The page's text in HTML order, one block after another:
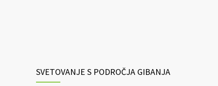
SVETOVANJE S PODROČJA GIBANJA